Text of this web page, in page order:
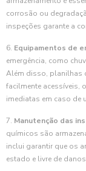
corrosão ou
inspeções garante a
6. Equipamentos de
emergência, como
Além disso, planilhas
facilmente acessíveis,
imediatas em caso de
7. Manutenção das
químicos são
inclui garantir que os
estado e livre de